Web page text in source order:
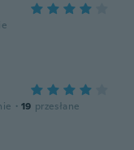
· 19 przesłane